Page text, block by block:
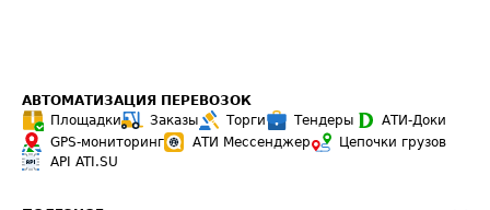
АВТОМАТИЗАЦИЯ ПЕРЕВОЗОК
Площадки
Заказы Торги Тендеры
АТИ-Доки
GPS-мониторинг
АТИ Мессенджер
Цепочки грузов
API ATI.SU